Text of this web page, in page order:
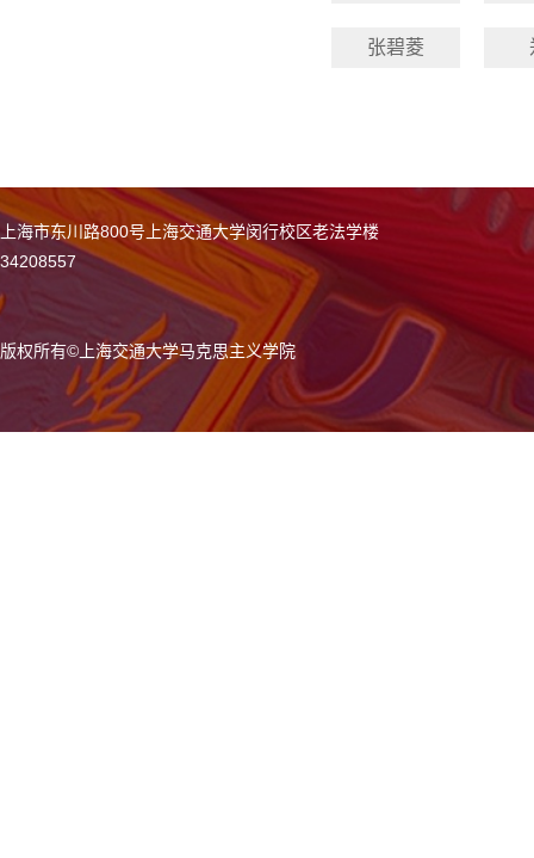
张碧菱
上海市东川路800号上海交通大学闵行校区老法学楼
34208557
版权所有© 上海交通大学马克思主义学院